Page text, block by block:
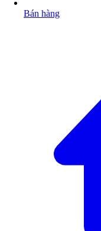
Bán hàng